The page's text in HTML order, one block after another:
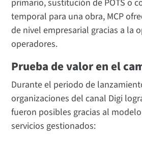
primario, sustitución de POTS o
temporal para una obra, MCP
de nivel empresarial gracias a la
operadores.
Prueba de valor en el
Durante el periodo de
organizaciones del canal Digi
fueron posibles gracias al
servicios gestionados: